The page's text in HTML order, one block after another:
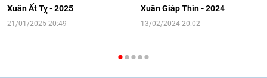
người Việt Nam ở nước ngoài
16:58|10/06/2026
Xuân Ất Tỵ - 2025
21/01/2025 20:49
Xuân Giáp Thìn - 2024
13/02/2024 20:02